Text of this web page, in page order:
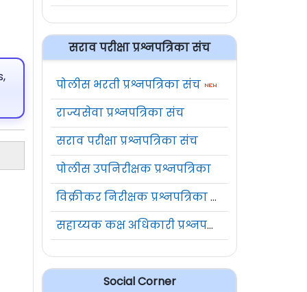
सराव परीक्षा प्रश्नपत्रिका संच
पोलीस भरती प्रश्नपत्रिका संच
राज्यसेवा प्रश्नपत्रिका संच
सराव परीक्षा प्रश्नपत्रिका संच
पोलीस उपनिरीक्षक प्रश्नपत्रिका
विक्रीकर निरीक्षक प्रश्नपत्रिका संच
सहाय्यक कक्ष अधिकारी प्रश्नपत्रिका संच
Social Corner